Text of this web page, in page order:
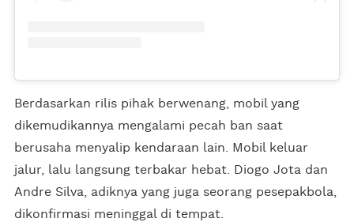
Berdasarkan rilis pihak berwenang, mobil yang
dikemudikannya mengalami pecah ban saat
berusaha menyalip kendaraan lain. Mobil keluar
jalur, lalu langsung terbakar hebat. Diogo Jota dan
Andre Silva, adiknya yang juga seorang pesepakbola,
dikonfirmasi meninggal di tempat.